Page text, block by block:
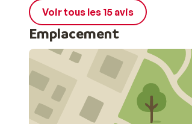
Voir tous les 15 avis
Emplacement